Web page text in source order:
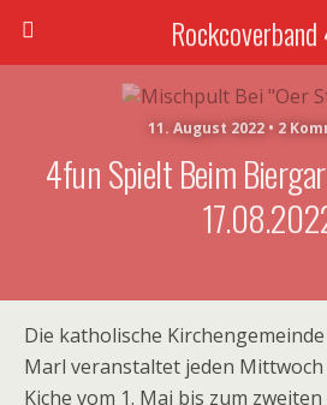
11. August 2022 • 2
4fun Spielt Beim
Die katholische
Marl veranstaltet jeden
Kiche vom 1. Mai bis zum